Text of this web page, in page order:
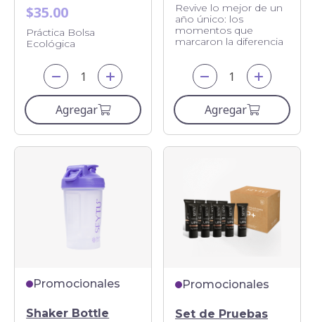
$35.00
Práctica Bolsa
Ecológica
Agregar
Revive lo mejor de un
año único: los
momentos que
marcaron la diferencia
Agregar
Promocionales
Shaker Bottle
Promocionales
Set de Pruebas